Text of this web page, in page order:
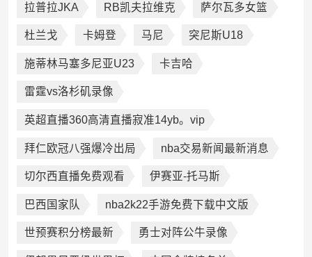
拉普拉JKA RB凯夫拉维克 萨尔瓦多女篮
杜兰戈 卡姆登 马尼 突尼斯U18
施蒂林马塞多尼亚U23 卡吉哈
雷霆vs洛杉矶录像
英超直播360高清直播寂准14yb。vip
拜仁欧冠八强爆冷出局 nba交易新闻最新消息
切尔西直播免费观看 伊赛亚-托马斯
巴西国家队 nba2k22手游免费下载中文版
世预赛积分榜最新 勇士对阵公牛录像